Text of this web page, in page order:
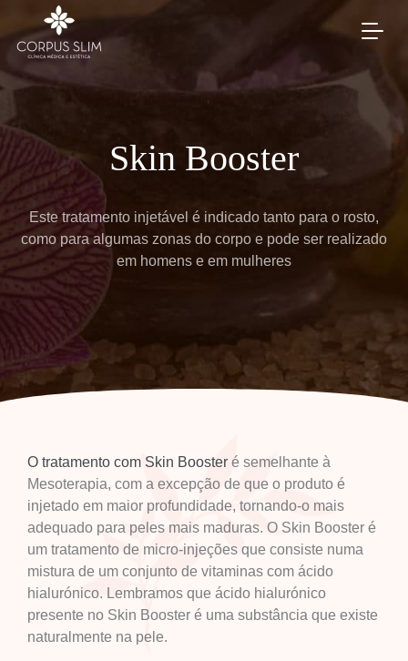
Skin Booster
Este tratamento injetável é indicado tanto para o rosto,
como para algumas zonas do corpo e pode ser realizado
em homens e em mulheres
O tratamento com Skin Booster é semelhante à
Mesoterapia, com a excepção de que o produto é
injetado em maior profundidade, tornando-o mais
adequado para peles mais maduras. O Skin Booster é
um tratamento de micro-injeções que consiste numa
mistura de um conjunto de vitaminas com ácido
hialurónico. Lembramos que ácido hialurónico
presente no Skin Booster é uma substância que existe
naturalmente na pele.